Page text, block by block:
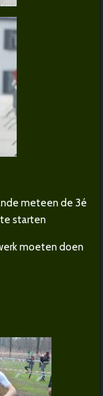
meteen de 3é
starten
moeten doen